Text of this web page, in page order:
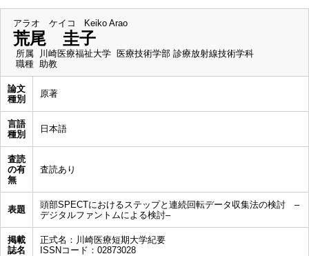
アラオ ケイコ Keiko Arao
荒尾 圭子
所属
川崎医療福祉大学 医療技術学部 診療放射線技術学科
職種 助教
論文
種別
原著
言語
種別
日本語
査読
の有
無
査読あり
表題
頭部SPECTにおけるステップと連続回転データ収集法の検討 –
デジタルファントムによる検討–
掲載
誌名
正式名：川崎医療短期大学紀要
ISSNコード：02873028